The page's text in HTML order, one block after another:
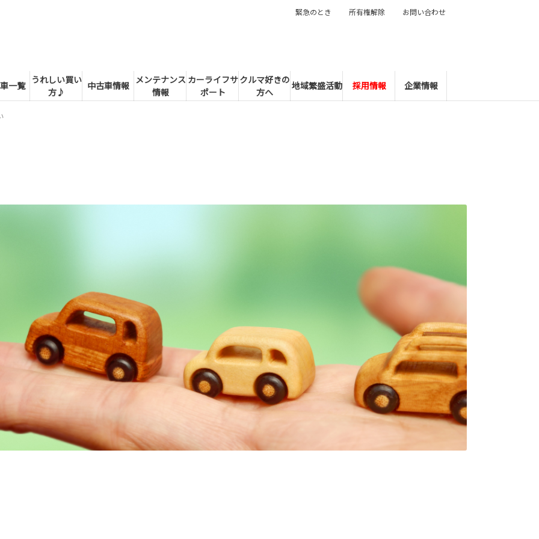
一覧
うれしい買い
方♪
中古車情報 メンテナンス
情報
カーライフサ
ポート
クルマ好きの
方へ
地域繁盛活動 採用情報 企業情報
緊急のとき 所有権解除 お問い合わせ